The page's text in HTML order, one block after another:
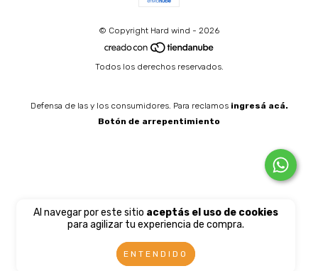
Al navegar por este sitio aceptás el uso de cookies
para agilizar tu experiencia de compra.
ENTENDIDO
© Copyright Hard wind - 2026
Todos los derechos reservados.
Defensa de las y los consumidores. Para reclamos ingresá acá.
Botón de arrepentimiento